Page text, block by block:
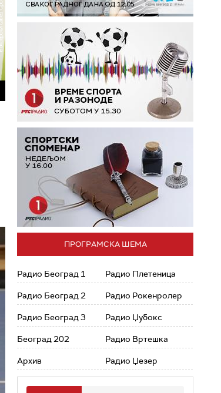
ПРОГРАМСКА ШЕМА
Радио Београд 1
Радио Београд 2
Радио Београд 3
Београд 202
Архив
Радио Плетеница
Радио Рокенролер
Радио Џубокс
Радио Вртешка
Радио Џезер